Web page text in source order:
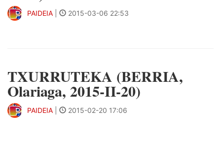
PAIDEIA 2015-03-06 22:53
TXURRUTEKA (BERRIA,
Olariaga, 2015-II-20)
PAIDEIA 2015-02-20 17:06